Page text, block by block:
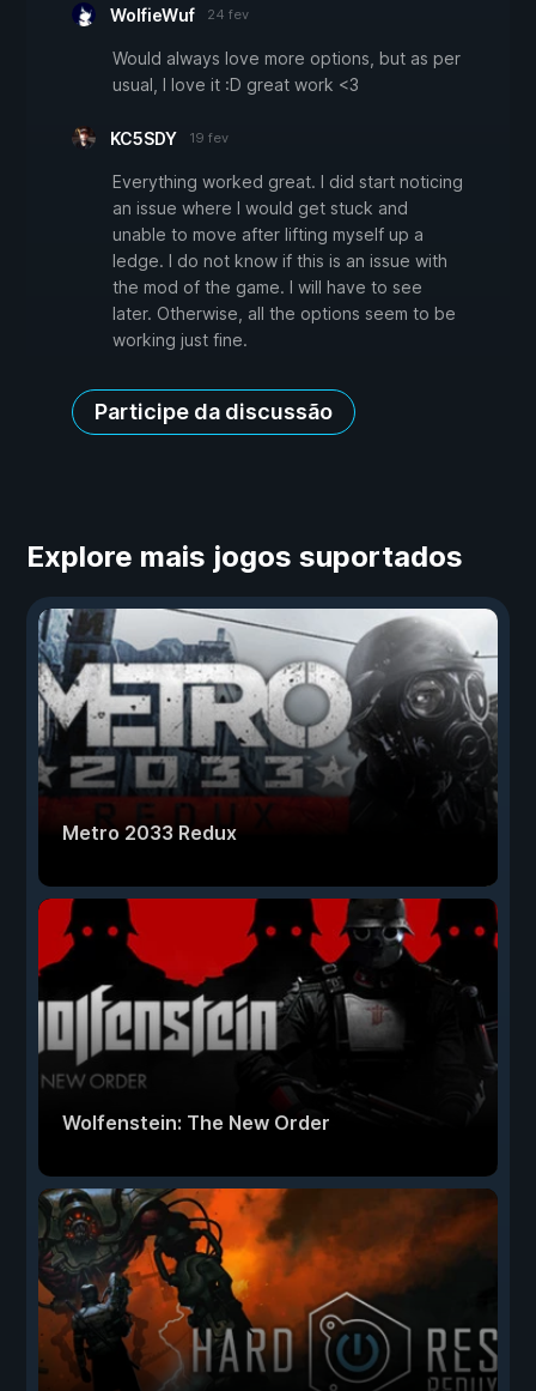
WolfieWuf 24 fev
Would always love more options, but as per
usual, I love it :D great work <3
KC5SDY 19 fev
Everything worked great. I did start noticing
an issue where I would get stuck and
unable to move after lifting myself up a
ledge. I do not know if this is an issue with
the mod of the game. I will have to see
later. Otherwise, all the options seem to be
working just fine.
Participe da discussão
Explore mais jogos suportados
Metro 2033 Redux
Wolfenstein: The New Order